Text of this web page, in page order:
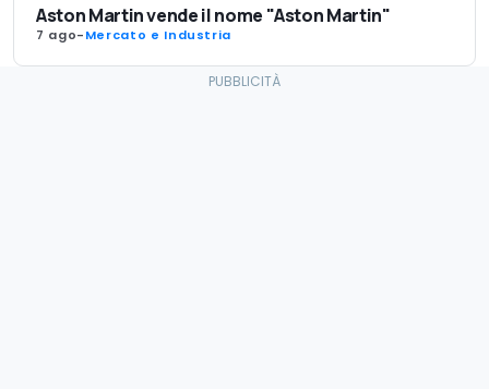
Aston Martin vende il nome "Aston Martin"
7 ago-Mercato e Industria